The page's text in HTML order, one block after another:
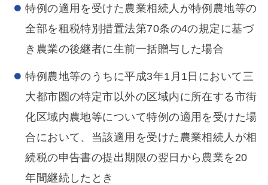
特例の適用を受けた農業相続人が特例農地等の
全部を租税特別措置法第70条の4の規定に基づ
き農業の後継者に生前一括贈与した場合
特例農地等のうちに平成3年1月1日において三
大都市圏の特定市以外の区域内に所在する市街
化区域内農地等について特例の適用を受けた場
合において、当該適用を受けた農業相続人が相
続税の申告書の提出期限の翌日から農業を20
年間継続したとき